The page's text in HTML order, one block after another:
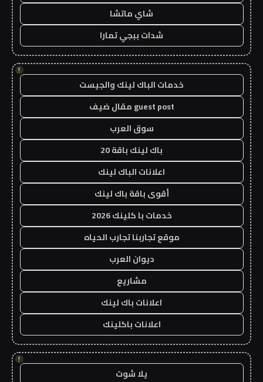
شاي ماتشا
شدات ببجي تمارا
!
خدمات الباك لينك والجيست
guest post مقال ضيف
سوق العرب
باك لينك باقة 20
اعلانات الباك لينك
أقوى باقة باك لينك
خدمات با كلينك 2026
موقع تجاربنا تجارب الحياه
ديوان العرب
مشاريع
اعلانات باك لينك
اعلانات باكلينك
!
يلا شوت